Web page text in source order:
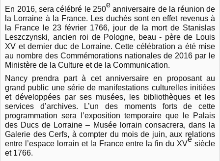
En 2016, sera célébré le 250e anniversaire de la réunion de
la Lorraine à la France. Les duchés sont en effet revenus à
la France le 23 février 1766, jour de la mort de Stanislas
Leszczynski, ancien roi de Pologne, beau - père de Louis
XV et dernier duc de Lorraine. Cette célébration a été mise
au nombre des Commémorations nationales de 2016 par le
Ministère de la Culture et de la Communication.
Nancy prendra part à cet anniversaire en proposant au
grand public une série de manifestations culturelles initiées
et développées par ses musées, les bibliothèques et les
services d’archives. L’un des moments forts de cette
programmation sera l’exposition temporaire que le Palais
des Ducs de Lorraine – Musée lorrain consacrera, dans la
Galerie des Cerfs, à compter du mois de juin, aux relations
entre l’espace lorrain et la France entre la fin du XVe siècle
et 1766.